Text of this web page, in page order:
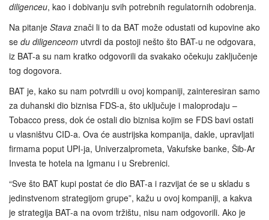
diligenceu, kao i dobivanju svih potrebnih regulatornih odobrenja.
Na pitanje Stava znači li to da BAT može odustati od kupovine ako
se du diligenceom utvrdi da postoji nešto što BAT-u ne odgovara,
iz BAT-a su nam kratko odgovorili da svakako očekuju zaključenje
tog dogovora.
BAT je, kako su nam potvrdili u ovoj kompaniji, zainteresiran samo
za duhanski dio biznisa FDS-a, što uključuje i maloprodaju –
Tobacco press, dok će ostali dio biznisa kojim se FDS bavi ostati
u vlasništvu CID-a. Ova će austrijska kompanija, dakle, upravljati
firmama poput UPI-ja, Univerzalprometa, Vakufske banke, Šib-Ar
Investa te hotela na Igmanu i u Srebrenici.
“Sve što BAT kupi postat će dio BAT-a i razvijat će se u skladu s
jedinstvenom strategijom grupe”, kažu u ovoj kompaniji, a kakva
je strategija BAT-a na ovom tržištu, nisu nam odgovorili. Ako je